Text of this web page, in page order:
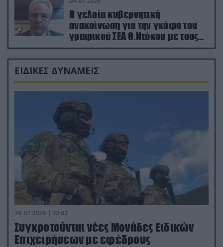
Η γελοία κυβερνητική
ανακοίνωση για την γκάφα του
γραφικού ΣΕΑ Θ.Ντόκου με τους
Ρώσους φαρσέρ
ΕΙΔΙΚΕΣ ΔΥΝΑΜΕΙΣ
29.07.2026 | 22:02
Συγκροτούνται νέες Μονάδες Ειδικών
Επιχειρήσεων με εφέδρους